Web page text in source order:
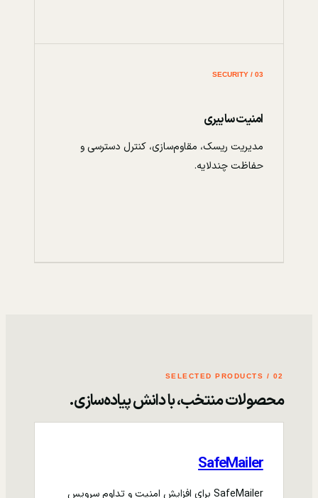
03 / SECURITY
امنیت سایبری
مدیریت ریسک، مقاوم‌سازی، کنترل دسترسی و
حفاظت چندلایه.
02 / SELECTED PRODUCTS
محصولات منتخب، با دانش پیاده‌سازی.
SafeMailer
SafeMailer برای افزایش امنیت و تداوم سرویس